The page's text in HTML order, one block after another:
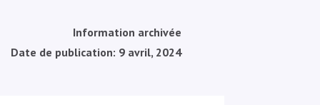
Information archivée
Date de publication: 9 avril, 2024